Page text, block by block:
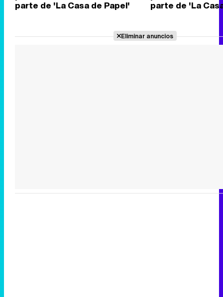
parte de 'La Casa de Papel' parte de 'La
Eliminar anuncios